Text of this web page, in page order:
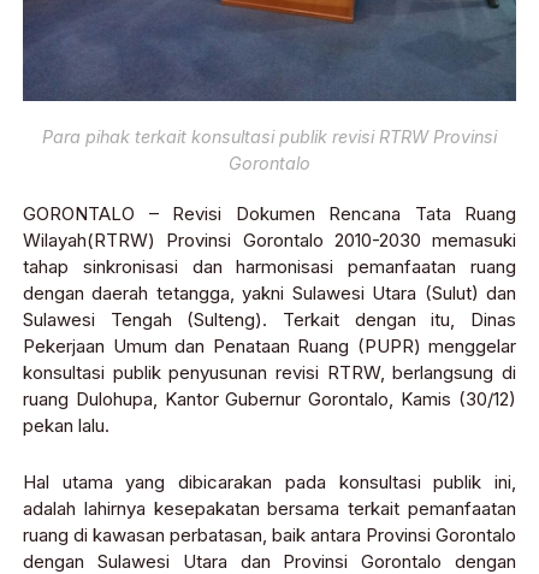
Para pihak terkait konsultasi publik revisi RTRW Provinsi
Gorontalo
GORONTALO – Revisi Dokumen Rencana Tata Ruang
Wilayah(RTRW) Provinsi Gorontalo 2010-2030 memasuki
tahap sinkronisasi dan harmonisasi pemanfaatan ruang
dengan daerah tetangga, yakni Sulawesi Utara (Sulut) dan
Sulawesi Tengah (Sulteng). Terkait dengan itu, Dinas
Pekerjaan Umum dan Penataan Ruang (PUPR) menggelar
konsultasi publik penyusunan revisi RTRW, berlangsung di
ruang Dulohupa, Kantor Gubernur Gorontalo, Kamis (30/12)
pekan lalu.
Hal utama yang dibicarakan pada konsultasi publik ini,
adalah lahirnya kesepakatan bersama terkait pemanfaatan
ruang di kawasan perbatasan, baik antara Provinsi Gorontalo
dengan Sulawesi Utara dan Provinsi Gorontalo dengan